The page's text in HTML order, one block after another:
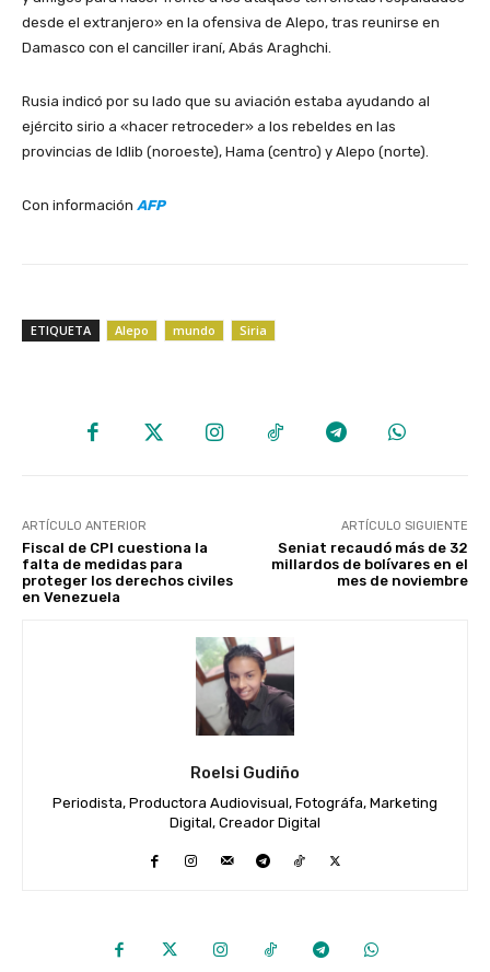
desde el extranjero» en la ofensiva de Alepo, tras reunirse en
Damasco con el canciller iraní, Abás Araghchi.
Rusia indicó por su lado que su aviación estaba ayudando al
ejército sirio a «hacer retroceder» a los rebeldes en las
provincias de Idlib (noroeste), Hama (centro) y Alepo (norte).
Con información AFP
ETIQUETA Alepo mundo Siria
ARTÍCULO ANTERIOR
Fiscal de CPI cuestiona la
falta de medidas para
proteger los derechos civiles
en Venezuela
ARTÍCULO SIGUIENTE
Seniat recaudó más de 32
millardos de bolívares en el
mes de noviembre
Roelsi Gudiño
Periodista, Productora Audiovisual, Fotográfa, Marketing
Digital, Creador Digital